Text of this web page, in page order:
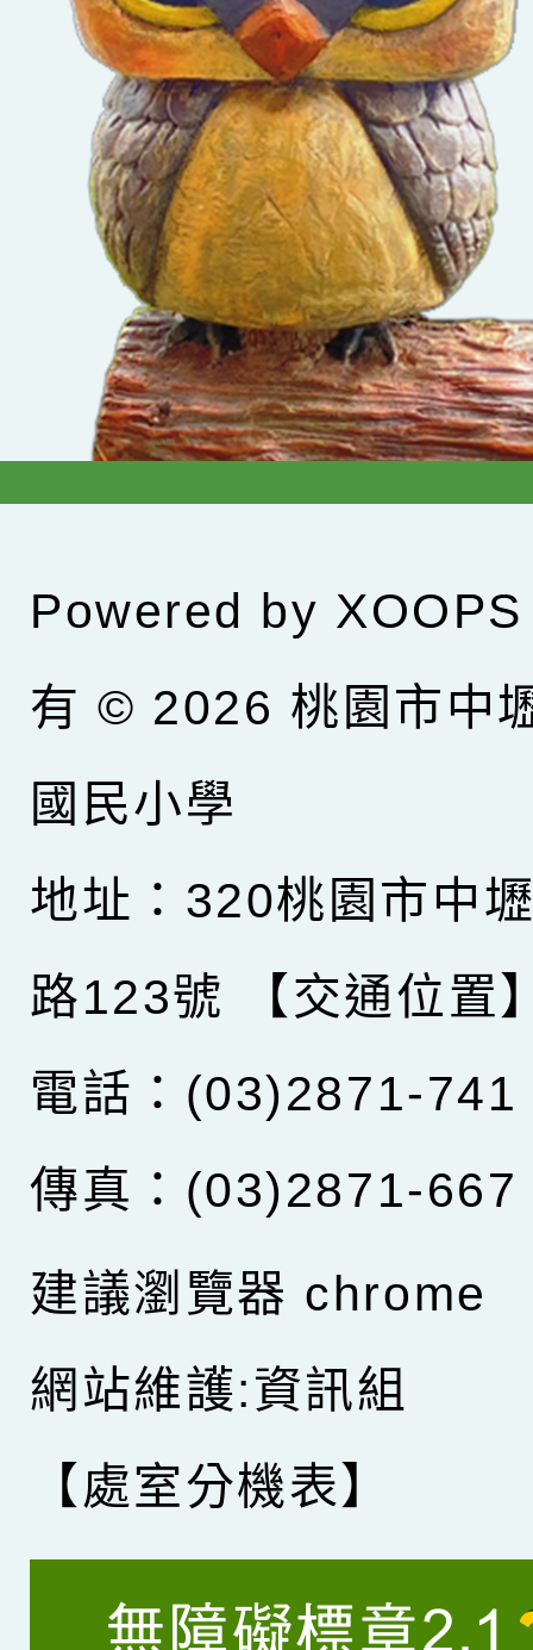
Powered by XOOPS
有 © 2026 桃園市中
國民小學
地址：320桃園市中
路123號
【交通位置
電話：(03)2871-741
傳真：(03)2871-667
建議瀏覽器 chrome
網站維護:資訊組
【處室分機表】